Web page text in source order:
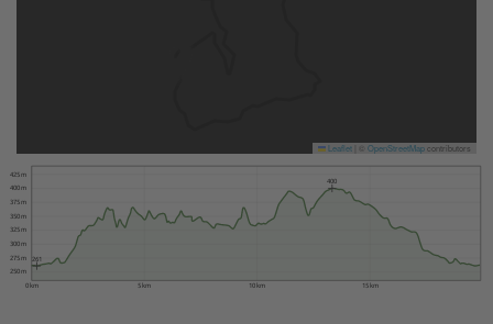
Leaflet OpenStreetMapcontributors
0 km 5 km 10 km 15 km
250 m
275 m
300 m
325 m
350 m
375 m
400 m
425 m
261
400